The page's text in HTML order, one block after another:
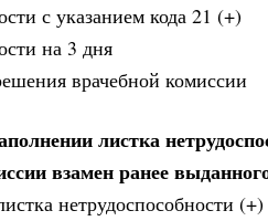
с указанием кода 21 (+)
на 3 дня
врачебной комиссии
листка
взамен ранее
нетрудоспособности (+)